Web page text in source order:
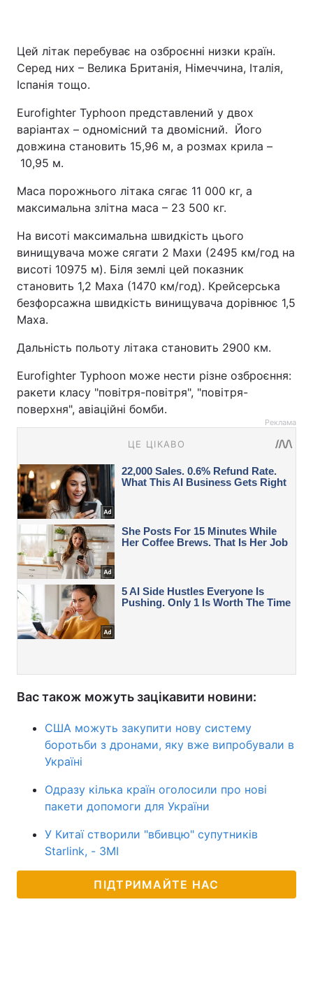
Цей літак перебуває на озброєнні низки країн.
Серед них – Велика Британія, Німеччина, Італія,
Іспанія тощо.
Eurofighter Typhoon представлений у двох
варіантах – одномісний та двомісний. Його
довжина становить 15,96 м, а розмах крила –
10,95 м.
Маса порожнього літака сягає 11 000 кг, а
максимальна злітна маса – 23 500 кг.
На висоті максимальна швидкість цього
винищувача може сягати 2 Махи (2495 км/год на
висоті 10975 м). Біля землі цей показник
становить 1,2 Маха (1470 км/год). Крейсерська
безфорсажна швидкість винищувача дорівнює 1,5
Маха.
Дальність польоту літака становить 2900 км.
Eurofighter Typhoon може нести різне озброєння:
ракети класу "повітря-повітря", "повітря-
поверхня", авіаційні бомби.
Реклама
Вас також можуть зацікавити новини:
США можуть закупити нову систему
боротьби з дронами, яку вже випробували в
Україні
Одразу кілька країн оголосили про нові
пакети допомоги для України
У Китаї створили "вбивцю" супутників
Starlink, - ЗМІ
ПІДТРИМАЙТЕ НАС